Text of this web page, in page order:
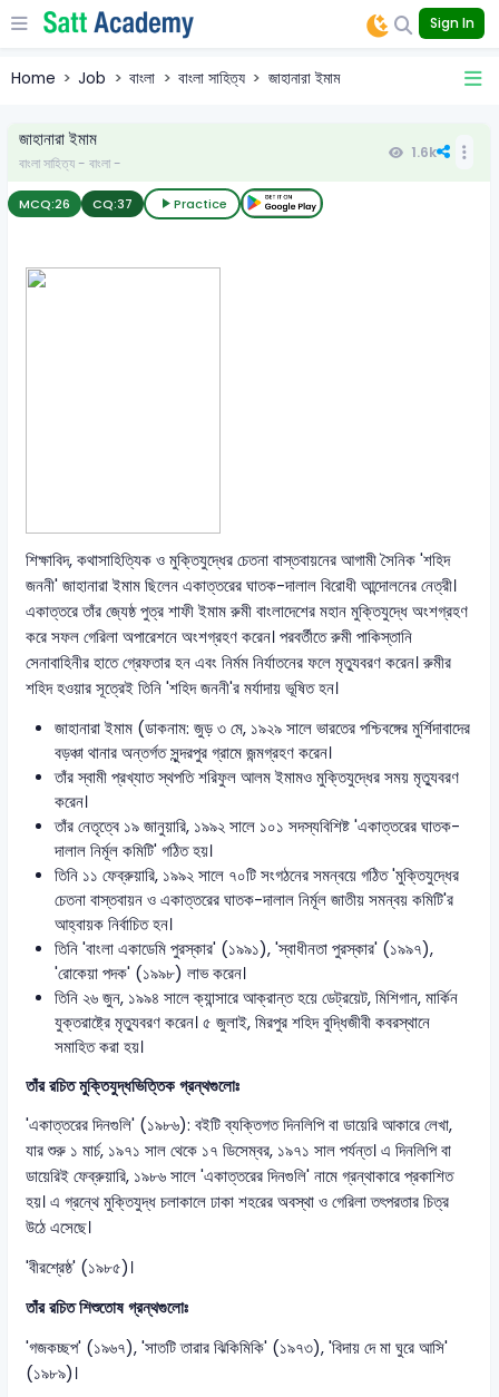
Sign In
Home Job বাংলা বাংলা সাহিত্য জাহানারা ইমাম
জাহানারা ইমাম
বাংলা সাহিত্য - বাংলা -
1.6k
MCQ:26 CQ:37 Practice
শিক্ষাবিদ, কথাসাহিত্যিক ও মুক্তিযুদ্ধের চেতনা বাস্তবায়নের আগামী সৈনিক 'শহিদ
জননী' জাহানারা ইমাম ছিলেন একাত্তরের ঘাতক-দালাল বিরোধী আন্দোলনের নেত্রী।
একাত্তরে তাঁর জ্যেষ্ঠ পুত্র শাফী ইমাম রুমী বাংলাদেশের মহান মুক্তিযুদ্ধে অংশগ্রহণ
করে সফল গেরিলা অপারেশনে অংশগ্রহণ করেন। পরবর্তীতে রুমী পাকিস্তানি
সেনাবাহিনীর হাতে গ্রেফতার হন এবং নির্মম নির্যাতনের ফলে মৃত্যুবরণ করেন। রুমীর
শহিদ হওয়ার সূত্রেই তিনি 'শহিদ জননী'র মর্যাদায় ভূষিত হন।
জাহানারা ইমাম (ডাকনাম: জুড় ৩ মে, ১৯২৯ সালে ভারতের পশ্চিবঙ্গের মুর্শিদাবাদের
বড়ঞ্চা থানার অন্তর্গত সুন্দরপুর গ্রামে জন্মগ্রহণ করেন।
তাঁর স্বামী প্রখ্যাত স্থপতি শরিফুল আলম ইমামও মুক্তিযুদ্ধের সময় মৃত্যুবরণ
করেন।
তাঁর নেতৃত্বে ১৯ জানুয়ারি, ১৯৯২ সালে ১০১ সদস্যবিশিষ্ট 'একাত্তরের ঘাতক-
দালাল নির্মূল কমিটি' গঠিত হয়।
তিনি ১১ ফেব্রুয়ারি, ১৯৯২ সালে ৭০টি সংগঠনের সমন্বয়ে গঠিত 'মুক্তিযুদ্ধের
চেতনা বাস্তবায়ন ও একাত্তরের ঘাতক-দালাল নির্মূল জাতীয় সমন্বয় কমিটি'র
আহ্বায়ক নির্বাচিত হন।
তিনি 'বাংলা একাডেমি পুরস্কার' (১৯৯১), 'স্বাধীনতা পুরস্কার' (১৯৯৭),
'রোকেয়া পদক' (১৯৯৮) লাভ করেন।
তিনি ২৬ জুন, ১৯৯৪ সালে ক্যান্সারে আক্রান্ত হয়ে ডেট্রয়েট, মিশিগান, মার্কিন
যুক্তরাষ্ট্রে মৃত্যুবরণ করেন। ৫ জুলাই, মিরপুর শহিদ বুদ্ধিজীবী কবরস্থানে
সমাহিত করা হয়।
তাঁর রচিত মুক্তিযুদ্ধভিত্তিক গ্রন্থগুলোঃ
'একাত্তরের দিনগুলি' (১৯৮৬): বইটি ব্যক্তিগত দিনলিপি বা ডায়েরি আকারে লেখা,
যার শুরু ১ মার্চ, ১৯৭১ সাল থেকে ১৭ ডিসেম্বর, ১৯৭১ সাল পর্যন্ত। এ দিনলিপি বা
ডায়েরিই ফেব্রুয়ারি, ১৯৮৬ সালে 'একাত্তরের দিনগুলি' নামে গ্রন্থাকারে প্রকাশিত
হয়। এ গ্রন্থে মুক্তিযুদ্ধ চলাকালে ঢাকা শহরের অবস্থা ও গেরিলা তৎপরতার চিত্র
উঠে এসেছে।
'বীরশ্রেষ্ঠ' (১৯৮৫)।
তাঁর রচিত শিশুতোষ গ্রন্থগুলোঃ
'গজকচ্ছপ' (১৯৬৭), 'সাতটি তারার ঝিকিমিকি' (১৯৭৩), 'বিদায় দে মা ঘুরে আসি'
(১৯৮৯)।